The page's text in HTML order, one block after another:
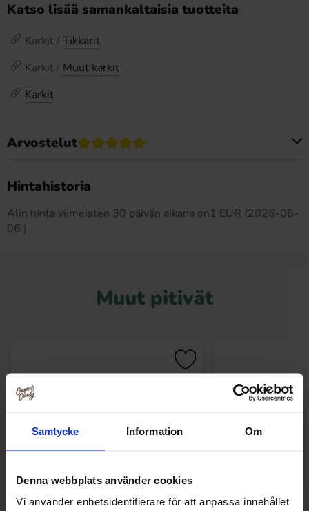
Samtycke Information Om
Denna webbplats använder cookies
Vi använder enhetsidentifierare för att anpassa innehållet
Katso lisää samankaltaisia tuotteita
Karkit / Tikkarit
Karkit / Muut karkit
Karkit
Arvostelut
Hintahistoria
Alin hinta viimeisten 30 päivän aikana on1 EUR (2026-08-
06 )
Muut pitivät